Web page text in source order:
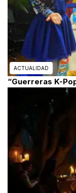
ACTUALIDAD
“Guerreras K-